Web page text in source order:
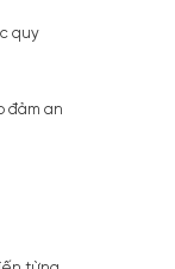
quy
đảm an